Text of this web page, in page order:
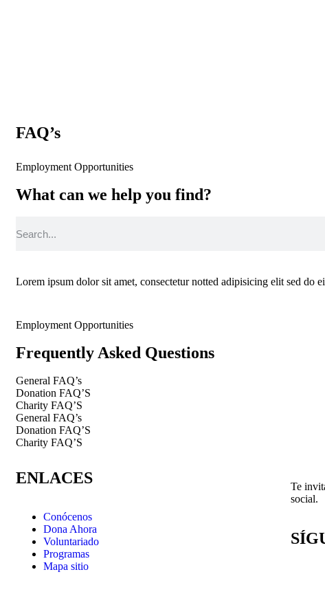
FAQ’s
Employment Opportunities
What can we help you find?
Lorem ipsum dolor sit amet, consectetur notted adipisicing elit sed do
Employment Opportunities
Frequently Asked Questions
General FAQ’s
Donation FAQ’S
Charity FAQ’S
General FAQ’s
Donation FAQ’S
Charity FAQ’S
ENLACES
Conócenos
Dona Ahora
Voluntariado
Programas
Mapa sitio
Te
social.